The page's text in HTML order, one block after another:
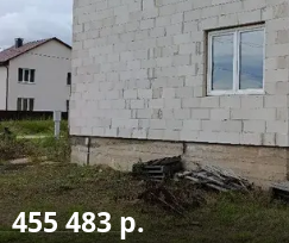
455 483 р.